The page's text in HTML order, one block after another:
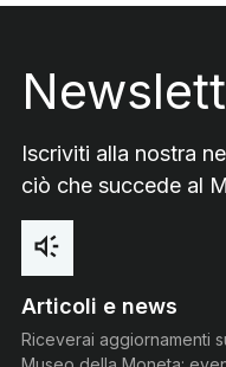
Iscriviti alla nostra
ciò che succede al
Articoli e news
Riceverai aggiornamenti